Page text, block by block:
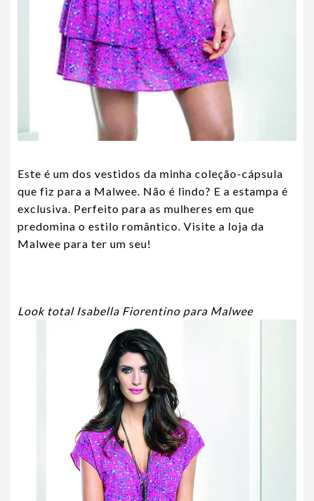
Este é um dos vestidos da minha coleção-cápsula
que fiz para a Malwee. Não é lindo? E a estampa é
exclusiva. Perfeito para as mulheres em que
predomina o estilo romântico. Visite a loja da
Malwee para ter um seu!
Look total Isabella Fiorentino para Malwee